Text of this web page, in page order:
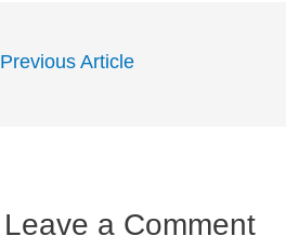
Previous Article
Leave a Comment